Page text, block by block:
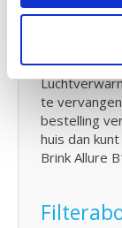
U krijgt van
Voor u het
te
bestelling
huis dan
Brink Allure